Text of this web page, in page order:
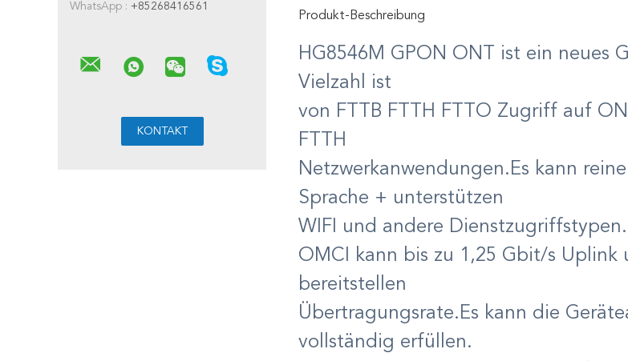
WhatsApp : +85268416561
Produkt-Beschreibung
HG8546M GPON ONT ist ein neues
Vielzahl ist
von FTTB FTTH FTTO Zugriff auf
FTTH
Netzwerkanwendungen.Es kann
Sprache + unterstützen
WIFI und andere
OMCI kann bis zu 1,25 Gbit/s
bereitstellen
Übertragungsrate.Es kann die
vollständig erfüllen.